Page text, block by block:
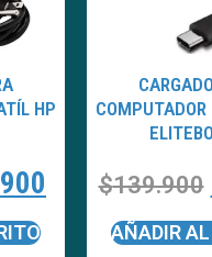
HP
$139.900
AÑADIR